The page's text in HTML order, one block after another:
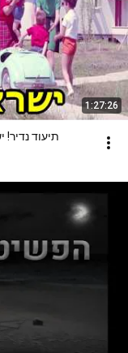
1:27:26
תיעוד נדיר!